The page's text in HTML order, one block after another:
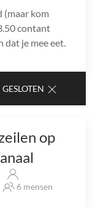
(maar kom
contant
dat je mee eet.
op
6 mensen